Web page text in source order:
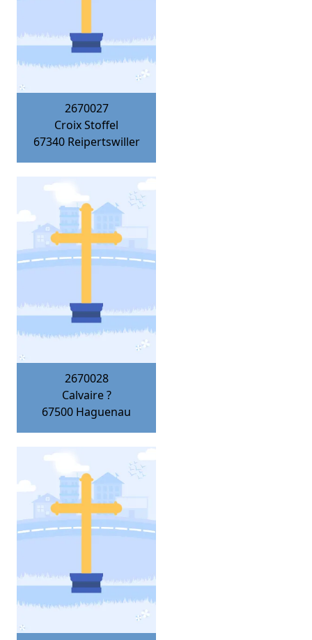
2670027
Croix Stoffel
67340 Reipertswiller
2670028
Calvaire ?
67500 Haguenau